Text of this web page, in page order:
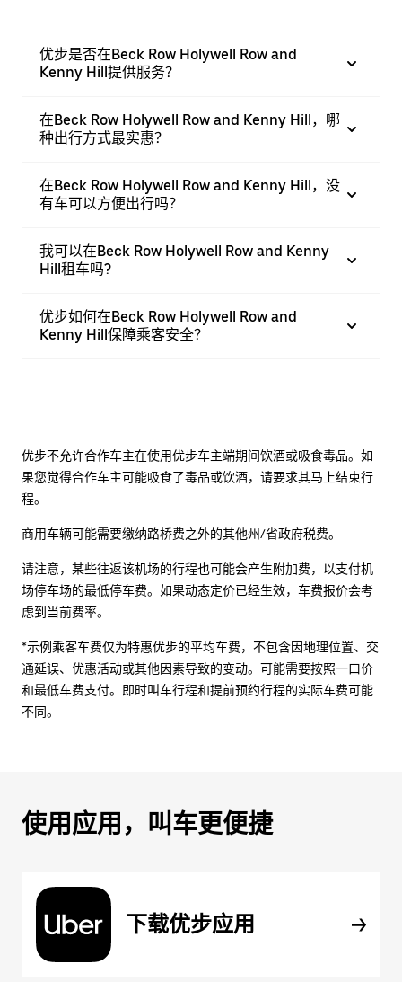
优步是否在Beck Row Holywell Row and
Kenny Hill提供服务？
在Beck Row Holywell Row and Kenny Hill，哪
种出行方式最实惠？
在Beck Row Holywell Row and Kenny Hill，没
有车可以方便出行吗？
我可以在Beck Row Holywell Row and Kenny
Hill租车吗?
优步如何在Beck Row Holywell Row and
Kenny Hill保障乘客安全？
优步不允许合作车主在使用优步车主端期间饮酒或吸食毒品。如
果您觉得合作车主可能吸食了毒品或饮酒，请要求其马上结束行
程。
商用车辆可能需要缴纳路桥费之外的其他州/省政府税费。
请注意，某些往返该机场的行程也可能会产生附加费，以支付机
场停车场的最低停车费。如果动态定价已经生效，车费报价会考
虑到当前费率。
*示例乘客车费仅为特惠优步的平均车费，不包含因地理位置、交
通延误、优惠活动或其他因素导致的变动。可能需要按照一口价
和最低车费支付。即时叫车行程和提前预约行程的实际车费可能
不同。
使用应用，叫车更便捷
下载优步应用